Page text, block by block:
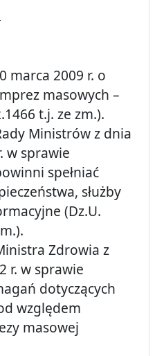
marca 2009 r. o
masowych –
t.j. ze zm.).
Ministrów z dnia
w sprawie
spełniać
służby
(Dz.U.
Zdrowia z
r. w sprawie
dotyczących
względem
masowej